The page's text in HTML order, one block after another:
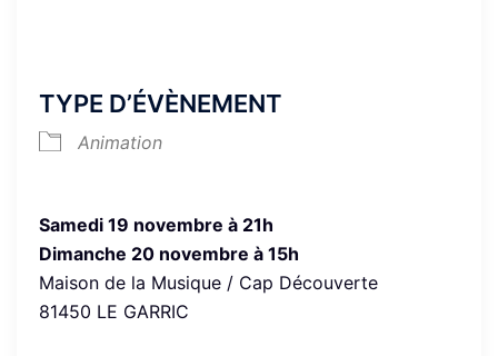
TYPE D’ÉVÈNEMENT
Animation
Samedi 19 novembre à 21h
Dimanche 20 novembre à 15h
Maison de la Musique / Cap Découverte
81450 LE GARRIC